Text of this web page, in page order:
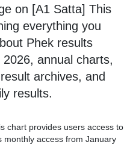
on [A1 Satta] This
everything you
Phek results
annual charts,
archives, and
results.
chart provides users access to
monthly access from January